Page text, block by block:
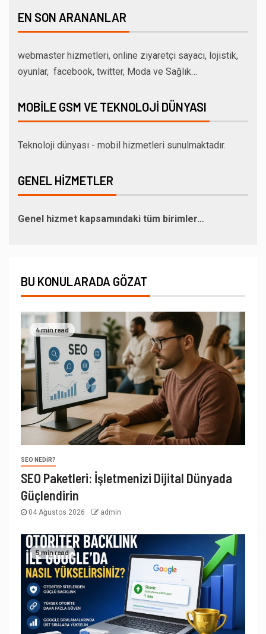
EN SON ARANANLAR
webmaster hizmetleri, online ziyaretçi sayacı, lojistik,
oyunlar, facebook, twitter, Moda ve Sağlık…
MOBILE GSM VE TEKNOLOJI DÜNYASI
Teknoloji dünyası - mobil hizmetleri sunulmaktadır.
GENEL HIZMETLER
Genel hizmet kapsamındaki tüm birimler…
BU KONULARADA GÖZAT
4 min read
SEO NEDIR?
SEO Paketleri: İşletmenizi Dijital Dünyada
Güçlendirin
04 Ağustos 2026 admin
5 min read